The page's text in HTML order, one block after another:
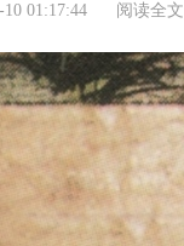
01:17:44 阅读全文